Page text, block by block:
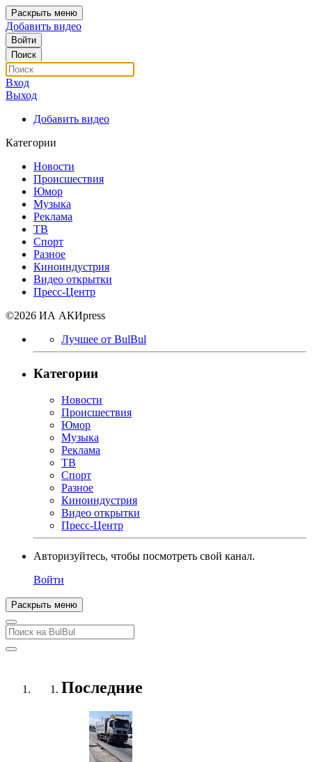
Раскрыть меню
Добавить видео
Войти
Поиск
Вход
Выход
Добавить видео
Категории
Новости
Происшествия
Юмор
Музыка
Реклама
ТВ
Спорт
Разное
Киноиндустрия
Видео открытки
Пресс-Центр
©2026 ИА АКИpress
Лучшее от BulBul
Категории
Новости
Происшествия
Юмор
Музыка
Реклама
ТВ
Спорт
Разное
Киноиндустрия
Видео открытки
Пресс-Центр
Авторизуйтесь, чтобы посмотреть свой канал.
Войти
Раскрыть меню
Последние